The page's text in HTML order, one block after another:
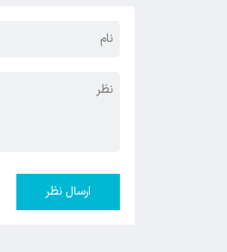
ارسال نظر